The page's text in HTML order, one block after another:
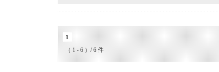
1
（ 1 - 6 ）/ 6 件